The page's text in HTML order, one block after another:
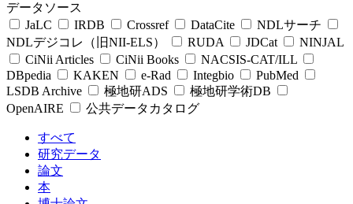
データソース
JaLC
IRDB Crossref DataCite
NDLサーチ
NDLデジコレ（旧NII-ELS）
RUDA JDCat
NINJAL
CiNii Articles
CiNii Books
NACSIS-CAT/ILL
DBpedia
KAKEN e-Rad Integbio
PubMed
LSDB Archive
極地研ADS
極地研学術DB
OpenAIRE
公共データカタログ
すべて
研究データ
論文
本